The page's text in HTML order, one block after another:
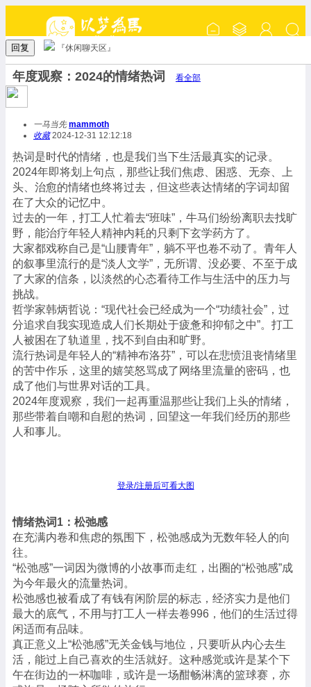
回复 『休闲聊天区』
年度观察：2024的情绪热词 看全部
一马当先 mammoth
收藏2024-12-31 12:12:18
热词是时代的情绪，也是我们当下生活最真实的记录。
2024年即将划上句点，那些让我们焦虑、困惑、无奈、上
头、治愈的情绪也终将过去，但这些表达情绪的字词却留
在了大众的记忆中。
过去的一年，打工人忙着去“班味”，牛马们纷纷离职去找旷
野，能治疗年轻人精神内耗的只剩下玄学药方了。
大家都戏称自己是“山腰青年”，躺不平也卷不动了。青年人
的叙事里流行的是“淡人文学”，无所谓、没必要、不至于成
了大家的信条，以淡然的心态看待工作与生活中的压力与
挑战。
哲学家韩炳哲说：“现代社会已经成为一个“功绩社会”，过
分追求自我实现造成人们长期处于疲惫和抑郁之中”。打工
人被困在了轨道里，找不到自由和旷野。
流行热词是年轻人的“精神布洛芬”，可以在悲愤沮丧情绪里
的苦中作乐，这里的嬉笑怒骂成了网络里流量的密码，也
成了他们与世界对话的工具。
2024年度观察，我们一起再重温那些让我们上头的情绪，
那些带着自嘲和自慰的热词，回望这一年我们经历的那些
人和事儿。
登录/注册后可看大图
情绪热词1：松弛感
在充满内卷和焦虑的氛围下，松弛感成为无数年轻人的向
往。
“松弛感”一词因为微博的小故事而走红，出圈的“松弛感”成
为今年最火的流量热词。
松弛感也被看成了有钱有闲阶层的标志，经济实力是他们
最大的底气，不用与打工人一样去卷996，他们的生活过得
闲适而有品味。
真正意义上“松弛感”无关金钱与地位，只要听从内心去生
活，能过上自己喜欢的生活就好。这种感觉或许是某个下
午在街边的一杯咖啡，或许是一场酣畅淋漓的篮球赛，亦